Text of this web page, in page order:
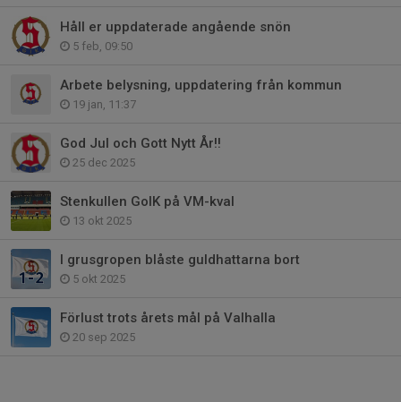
Håll er uppdaterade angående snön
5 feb, 09:50
Arbete belysning, uppdatering från kommun
19 jan, 11:37
God Jul och Gott Nytt År!!
25 dec 2025
Stenkullen GoIK på VM-kval
13 okt 2025
I grusgropen blåste guldhattarna bort
5 okt 2025
Förlust trots årets mål på Valhalla
20 sep 2025